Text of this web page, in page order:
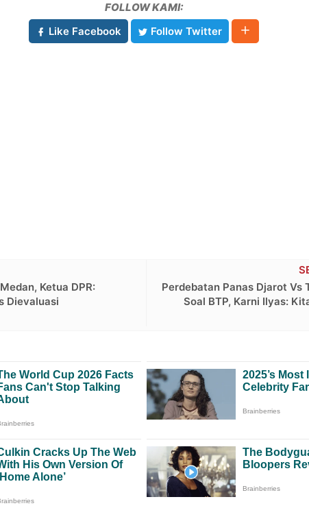
FOLLOW KAMI:
Like Facebook
Follow Twitter
Perdebatan Panas Djarot Vs
Soal BTP, Karni Ilyas:
Ketua DPR:
Dievaluasi